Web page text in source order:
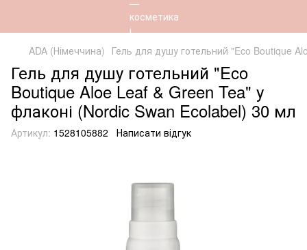
ADA (Німеччина) Гель для душу готельний "Eco Boutique
Гель для душу готельний "Eco
Boutique Aloe Leaf & Green Tea" у
флаконі (Nordic Swan Ecolabel) 30 мл
Артикул: 1528105882 Написати відгук